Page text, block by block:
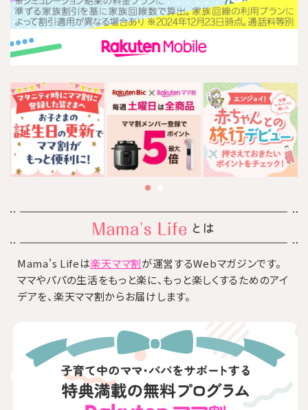
とは
Mama's Lifeは楽天ママ割が運営するWebマガジンです。
ママやパパの生活をもっと楽に、もっと楽しくするためのアイ
デアを、楽天ママ割からお届けします。